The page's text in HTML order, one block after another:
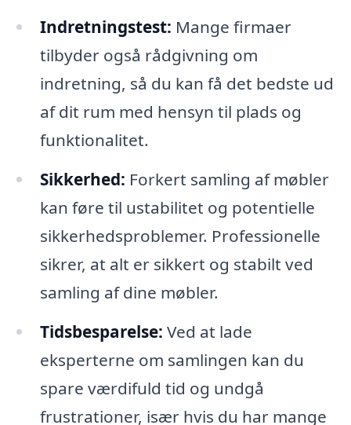
Indretningstest: Mange firmaer
tilbyder også rådgivning om
indretning, så du kan få det bedste ud
af dit rum med hensyn til plads og
funktionalitet.
Sikkerhed: Forkert samling af møbler
kan føre til ustabilitet og potentielle
sikkerhedsproblemer. Professionelle
sikrer, at alt er sikkert og stabilt ved
samling af dine møbler.
Tidsbesparelse: Ved at lade
eksperterne om samlingen kan du
spare værdifuld tid og undgå
frustrationer, især hvis du har mange